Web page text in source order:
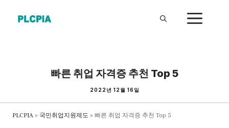
빠른 취업 자격증 추천 Top 5
2022년 12월 16일
PLCPIA » 국민취업지원제도 » 빠른 취업 자격증 추천 Top 5